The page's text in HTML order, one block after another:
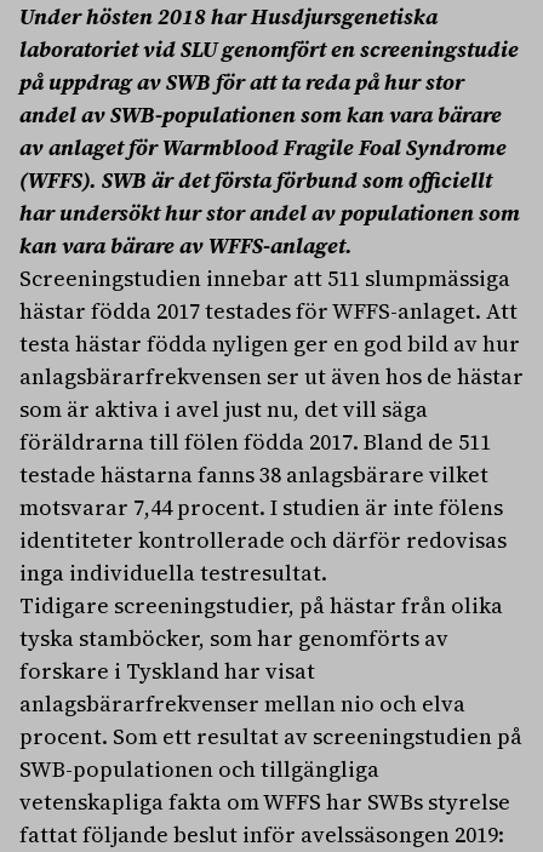
Under hösten 2018 har Husdjursgenetiska
laboratoriet vid SLU genomfört en screeningstudie
på uppdrag av SWB för att ta reda på hur stor
andel av SWB-populationen som kan vara bärare
av anlaget för Warmblood Fragile Foal Syndrome
(WFFS). SWB är det första förbund som officiellt
har undersökt hur stor andel av populationen som
kan vara bärare av WFFS-anlaget.
Screeningstudien innebar att 511 slumpmässiga
hästar födda 2017 testades för WFFS-anlaget. Att
testa hästar födda nyligen ger en god bild av hur
anlagsbärarfrekvensen ser ut även hos de hästar
som är aktiva i avel just nu, det vill säga
föräldrarna till fölen födda 2017. Bland de 511
testade hästarna fanns 38 anlagsbärare vilket
motsvarar 7,44 procent. I studien är inte fölens
identiteter kontrollerade och därför redovisas
inga individuella testresultat.
Tidigare screeningstudier, på hästar från olika
tyska stamböcker, som har genomförts av
forskare i Tyskland har visat
anlagsbärarfrekvenser mellan nio och elva
procent. Som ett resultat av screeningstudien på
SWB-populationen och tillgängliga
vetenskapliga fakta om WFFS har SWBs styrelse
fattat följande beslut inför avelssäsongen 2019: